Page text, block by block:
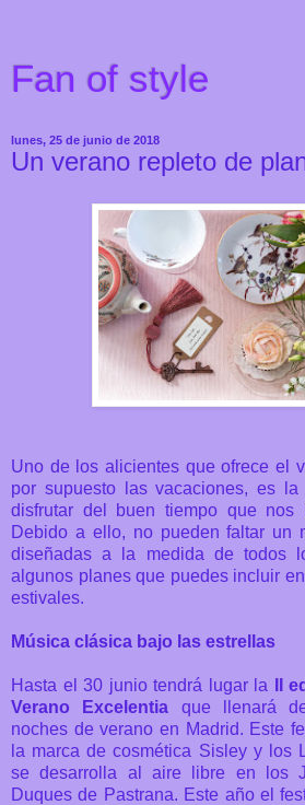
Fan of style
lunes, 25 de junio de 2018
Un verano repleto de
Uno de los alicientes que ofrece el
por supuesto las vacaciones, es
disfrutar del buen tiempo que nos
Debido a ello, no pueden faltar un
diseñadas a la medida de todos
algunos planes que puedes incluir
estivales.
Música clásica bajo las estrellas
Hasta el 30 junio tendrá lugar la
II
Verano Excelentia que llenará
noches de verano en Madrid. Este
la marca de cosmética Sisley y los
se desarrolla al aire libre en los
Duques de Pastrana. Este año el